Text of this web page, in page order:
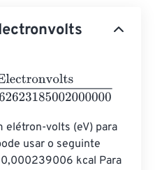
26114462623185002000000
elétron-volts (eV) para
usar o seguinte
0,000239006 kcal Para